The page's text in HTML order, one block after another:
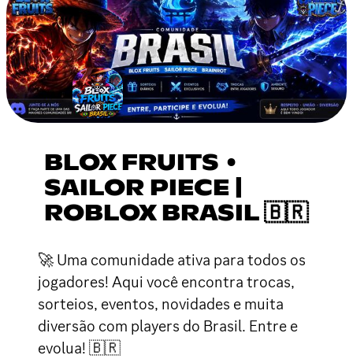
BLOX FRUITS •
SAILOR PIECE |
ROBLOX BRASIL 🇧🇷
🚀 Uma comunidade ativa para todos os
jogadores! Aqui você encontra trocas,
sorteios, eventos, novidades e muita
diversão com players do Brasil. Entre e
evolua! 🇧🇷